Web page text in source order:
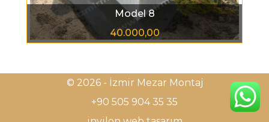
Model 8
40.000,00
© 2026 - İzmir Mezar Montaj
+90 505 904 35 35